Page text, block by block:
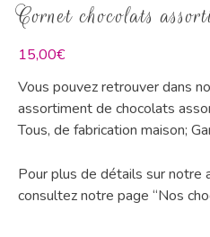
Cornet chocolats
15,00€
Vous pouvez retrouver dans
assortiment de chocolats
Tous, de fabrication maison;
Pour plus de détails sur notre
consultez notre page “Nos